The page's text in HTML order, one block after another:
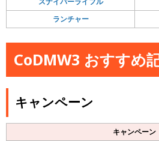
ランチャー
CoDMW3 おすすめ
キャンペーン
キャンペーン